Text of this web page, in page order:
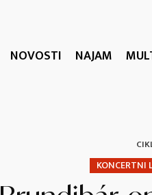
NOVOSTI NAJAM
KONCERTNI